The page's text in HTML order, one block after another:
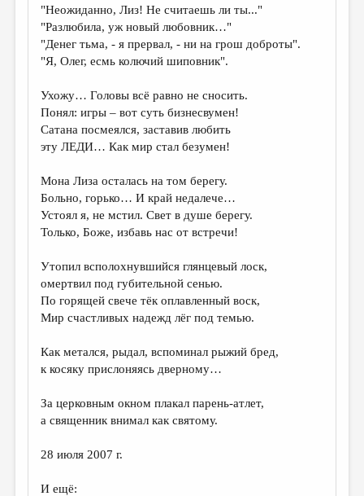
ТРЕДИАКОВСКИЙ
МЕДИА
ВКОНТАКТЕ
"Неожиданно, Лиз! Не считаешь ли ты..."
"Разлюбила, уж новый любовник…"
"Денег тьма, - я прервал, - ни на грош доброты".
"Я, Олег, есмь колючий шиповник".
Ухожу… Головы всё равно не сносить.
Понял: игры – вот суть бизнесвумен!
Сатана посмеялся, заставив любить
эту ЛЕДИ… Как мир стал безумен!
Мона Лиза осталась на том берегу.
Больно, горько… И край недалече…
Устоял я, не мстил. Свет в душе берегу.
Только, Боже, избавь нас от встречи!
Утопил всполохнувшийся глянцевый лоск,
омертвил под губительной сенью.
По горящей свече тёк оплавленный воск,
Мир счастливых надежд лёг под темью.
Как метался, рыдал, вспоминал рыжий бред,
к косяку прислоняясь дверному…
За церковным окном плакал парень-атлет,
а священник внимал как святому.
28 июля 2007 г.
И ещё: